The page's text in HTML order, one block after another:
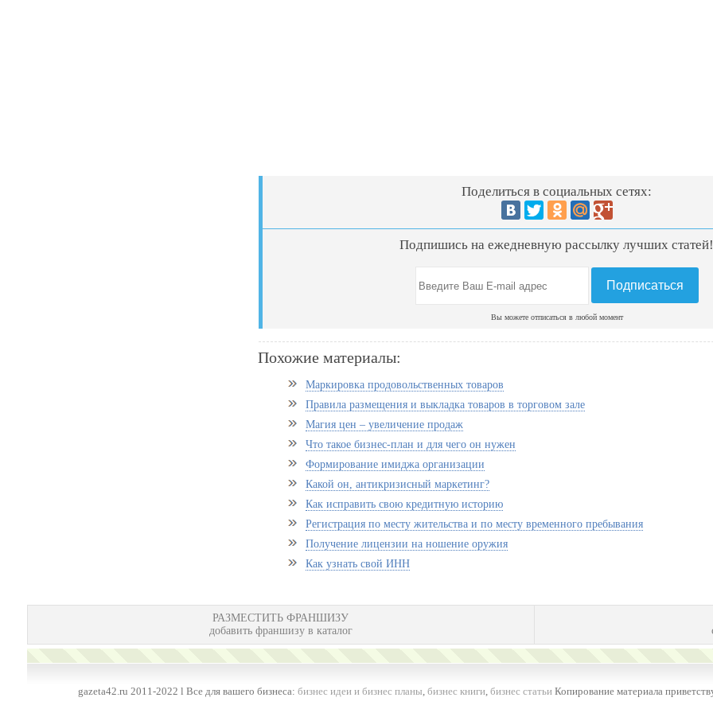
Поделиться в социальных сетях:
Подпишись на ежедневную рассылку лучших
Вы можете отписаться в любой момент
Похожие материалы:
Маркировка продовольственных товаров
Правила размещения и выкладка товаров в торговом зале
Магия цен – увеличение продаж
Что такое бизнес-план и для чего он нужен
Формирование имиджа организации
Какой он, антикризисный маркетинг?
Как исправить свою кредитную историю
Регистрация по месту жительства и по месту временного пребывания
Получение лицензии на ношение оружия
Как узнать свой ИНН
РАЗМЕСТИТЬ ФРАНШИЗУ
добавить франшизу в каталог
gazeta42.ru 2011-2022 l Все для вашего бизнеса: бизнес идеи и бизнес планы, бизнес книги, бизнес статьиКопирование материала